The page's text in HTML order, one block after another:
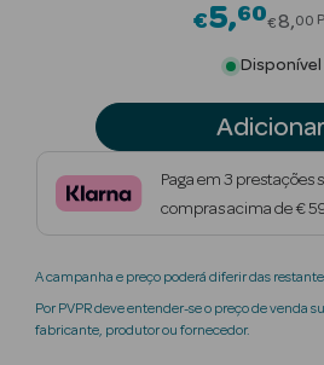
Beauty Season
Nutricosmética
Perfumes
Beauty Season
€5 60€8 00
Disponível
Paga em 3 prestações
compras acima de €
A campanha e preço poderá diferir das
Por PVPR deve entender-se o preço de venda
fabricante, produtor ou fornecedor.